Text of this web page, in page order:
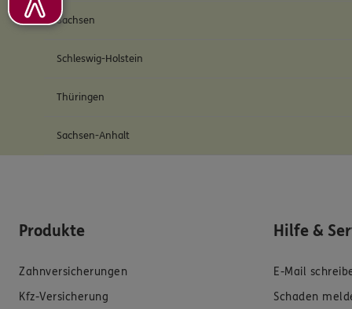
Sachsen
Schleswig-Holstein
Thüringen
Sachsen-Anhalt
Produkte
Zahnversicherungen
Kfz-Versicherung
Hilfe &
E-Mail
Schaden